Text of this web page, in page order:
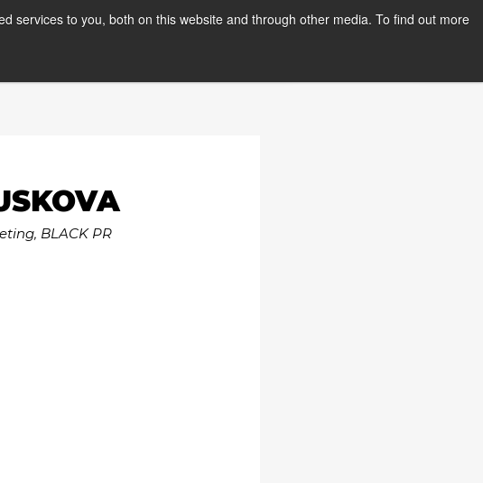
services to you, both on this website and through other media. To find out more
BLACK PR